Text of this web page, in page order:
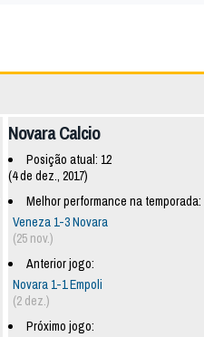
Novara Calcio
Posição atual: 12
(4 de dez., 2017)
Melhor performance na temporada:
Veneza 1-3 Novara
(25 nov.)
Anterior jogo:
Novara 1-1 Empoli
(2 dez.)
Próximo jogo: